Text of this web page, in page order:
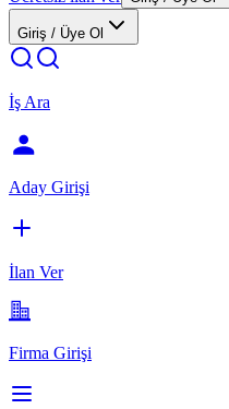
Giriş / Üye Ol
İş Ara
Aday Girişi
İlan Ver
Firma Girişi